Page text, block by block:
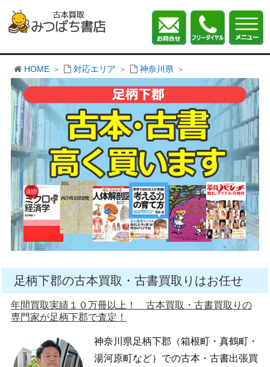
HOME 対応エリア 神奈川県
足柄下郡の古本買取・古書買取りはお任せ
年間買取実績１０万冊以上！ 古本買取・古書買取りの
専門家が足柄下郡で査定！
神奈川県足柄下郡（箱根町・真鶴町・
湯河原町など）での古本・古書出張買